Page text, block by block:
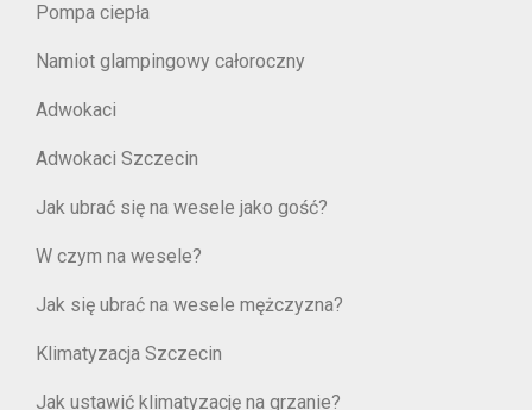
Pompa ciepła
Namiot glampingowy całoroczny
Adwokaci
Adwokaci Szczecin
Jak ubrać się na wesele jako gość?
W czym na wesele?
Jak się ubrać na wesele mężczyzna?
Klimatyzacja Szczecin
Jak ustawić klimatyzację na grzanie?